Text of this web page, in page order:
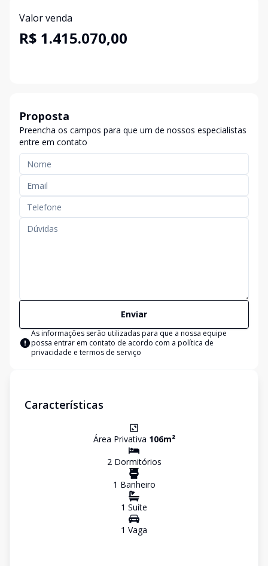
Valor venda
R$ 1.415.070,00
Proposta
Preencha os campos para que um de nossos especialistas
entre em contato
Enviar
As informações serão utilizadas para que a nossa equipe
possa entrar em contato de acordo com a política de
privacidade e termos de serviço
Características
Área Privativa 106m²
2Dormitórios
1 Banheiro
1 Suíte
1 Vaga